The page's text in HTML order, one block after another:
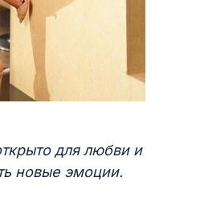
для любви и
новые эмоции.